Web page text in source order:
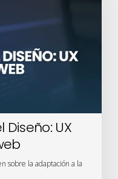
UX
sobre la adaptación a la